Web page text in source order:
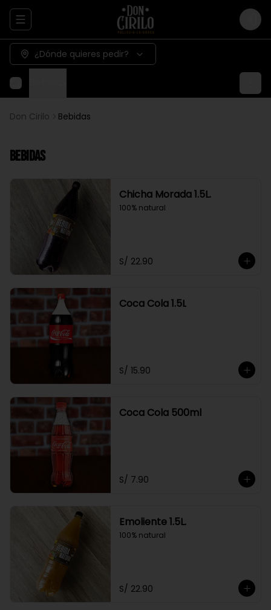
Abrir menu de navegación Login
¿Dónde quieres pedir?
Don Cirilo Bebidas
Bebidas
Chicha Morada 1.5L.
100% natural
S/ 22.90
Coca Cola 1.5L
S/ 15.90
Coca Cola 500ml
S/ 7.90
Emoliente 1.5L.
100% natural
S/ 22.90